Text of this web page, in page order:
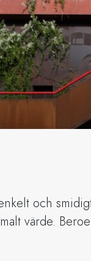
och
värde.